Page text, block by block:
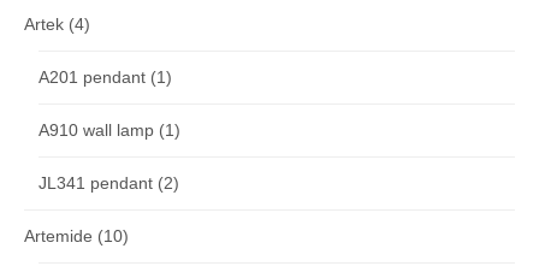
Artek (4)
A201 pendant (1)
A910 wall lamp (1)
JL341 pendant (2)
Artemide (10)